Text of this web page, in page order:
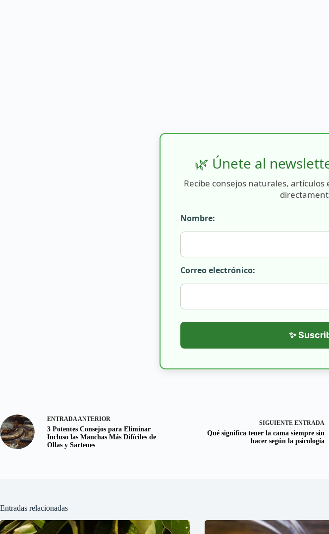
🌿 Únete al
Recibe consejos naturales,
Nombre:
Correo electrónico:
✨
ENTRADAANTERIOR
3 Potentes Consejos para Eliminar
Incluso las Manchas Más Difíciles de
Ollas y Sartenes
SIGUIENTE ENTRADA
Qué significa tener la cama siempre sin
hacer según la psicología
Entradas relacionadas